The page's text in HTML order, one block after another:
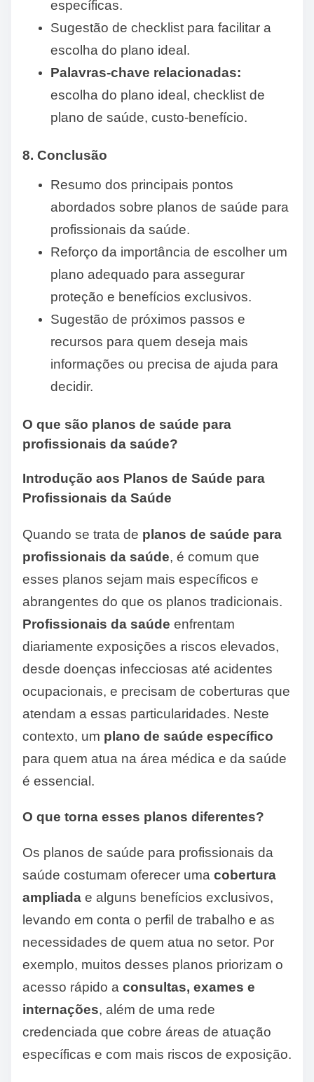
específicas.
Sugestão de checklist para facilitar a
escolha do plano ideal.
Palavras-chave relacionadas:
escolha do plano ideal, checklist de
plano de saúde, custo-benefício.
8. Conclusão
Resumo dos principais pontos
abordados sobre planos de saúde para
profissionais da saúde.
Reforço da importância de escolher um
plano adequado para assegurar
proteção e benefícios exclusivos.
Sugestão de próximos passos e
recursos para quem deseja mais
informações ou precisa de ajuda para
decidir.
O que são planos de saúde para
profissionais da saúde?
Introdução aos Planos de Saúde para
Profissionais da Saúde
Quando se trata de planos de saúde para
profissionais da saúde, é comum que
esses planos sejam mais específicos e
abrangentes do que os planos tradicionais.
Profissionais da saúde enfrentam
diariamente exposições a riscos elevados,
desde doenças infecciosas até acidentes
ocupacionais, e precisam de coberturas que
atendam a essas particularidades. Neste
contexto, um plano de saúde específico
para quem atua na área médica e da saúde
é essencial.
O que torna esses planos diferentes?
Os planos de saúde para profissionais da
saúde costumam oferecer uma cobertura
ampliada e alguns benefícios exclusivos,
levando em conta o perfil de trabalho e as
necessidades de quem atua no setor. Por
exemplo, muitos desses planos priorizam o
acesso rápido a consultas, exames e
internações, além de uma rede
credenciada que cobre áreas de atuação
específicas e com mais riscos de exposição.